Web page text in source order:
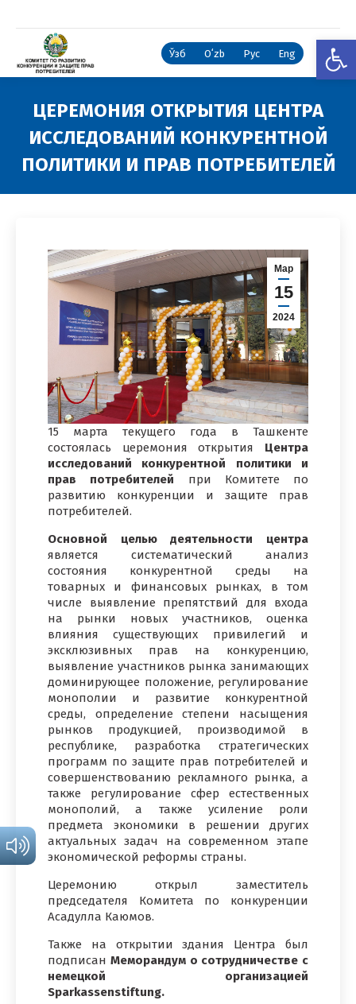
Ўзб Oʻzb Рус Eng
ЦЕРЕМОНИЯ ОТКРЫТИЯ ЦЕНТРА
ИССЛЕДОВАНИЙ КОНКУРЕНТНОЙ
ПОЛИТИКИ И ПРАВ ПОТРЕБИТЕЛЕЙ
Мар
15
2024
15 марта текущего года в Ташкенте
состоялась церемония открытия Центра
исследований конкурентной политики и
прав потребителей при Комитете по
развитию конкуренции и защите прав
потребителей.
Основной целью деятельности центра
является систематический анализ
состояния конкурентной среды на
товарных и финансовых рынках, в том
числе выявление препятствий для входа
на рынки новых участников, оценка
влияния существующих привилегий и
эксклюзивных прав на конкуренцию,
выявление участников рынка занимающих
доминирующее положение, регулирование
монополии и развитие конкурентной
среды, определение степени насыщения
рынков продукцией, производимой в
республике, разработка стратегических
программ по защите прав потребителей и
совершенствованию рекламного рынка, а
также регулирование сфер естественных
монополий, а также усиление роли
предмета экономики в решении других
актуальных задач на современном этапе
экономической реформы страны.
Церемонию открыл заместитель
председателя Комитета по конкуренции
Асадулла Каюмов.
Также на открытии здания Центра был
подписан Меморандум о сотрудничестве с
немецкой организацией
Sparkassenstiftung.